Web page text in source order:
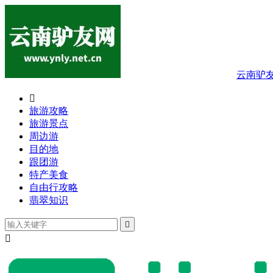
云南驴

旅游攻略
旅游景点
周边游
目的地
跟团游
特产美食
自由行攻略
翡翠知识

